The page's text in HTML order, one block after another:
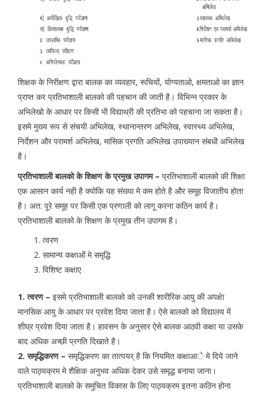
शिक्षक के निरीक्षण द्वारा बालक का व्यवहार, रूचियों, योग्यताओ, क्षमताओ का ज्ञान
प्राप्त कर प्रतिभाशाली बालको की पहचान की जाती है। विभिन्न प्रकार के
अभिलेखो के आधार पर किसी भी विद्याथ्री की प्रतिभा को पहचाना जा सकता है।
इसमे मुख्य रूप से संचयी अभिलेख, स्थानान्तरण अभिलेख, स्वास्थ्य अभिलेख,
निर्देशन और परामर्श अभिलेख, मासिक प्रगति अभिलेख उपाख्यान संबधी अभिलेख
है।
प्रतिभाशाली बालको के शिक्षण के प्रमुख उपागम – प्रतिभाशाली बालको की शिक्षा
एक आसान कार्य नही है क्योकि यह संख्या मे कम होते है और समूह विजातीय होता
है। अत: पूरे समूह पर किसी एक प्रणाली को लागू करना कठिन कार्य है।
प्रतिभाशाली बालको के शिक्षण के प्रमुख तीन उपागम है।
त्वरण
सामान्य कक्षाओं मे समृद्धि
विशिष्ट कक्षाए
1. त्वरण – इसमे प्रतिभाशाली बालको को उनकी शारीरिक आयु की अपक्षेा
मानसिक आयु के आधार पर प्रवेश दिया जाता है। ऐसे बालको को विद्यालय में
शीघ्र प्रवेश दिया जाता है। हावसन के अनुसार ऐसे बालक आठवी कक्षा या उसके
बाद अधिक अच्छी प्रगति दिखाते है।
2. समृद्धिकरण – समृद्धिकरण का तात्पयर् है कि नियमित कक्षाआे मे दिये जाने
वाले पाठ्यक्रम मे शैक्षिक अनुभव अधिक देकर उसे समृद्ध बनाया जाना।
प्रतिभाशाली बालको के समुचित विकास के लिए पाठ्यक्रम इतना कठिन होना